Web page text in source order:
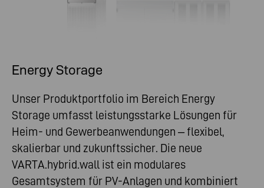
Energy Storage
Unser Produktportfolio im Bereich Energy
Storage umfasst leistungsstarke Lösungen für
Heim- und Gewerbeanwendungen – flexibel,
skalierbar und zukunftssicher. Die neue
VARTA.hybrid.wall ist ein modulares
Gesamtsystem für PV-Anlagen und kombiniert